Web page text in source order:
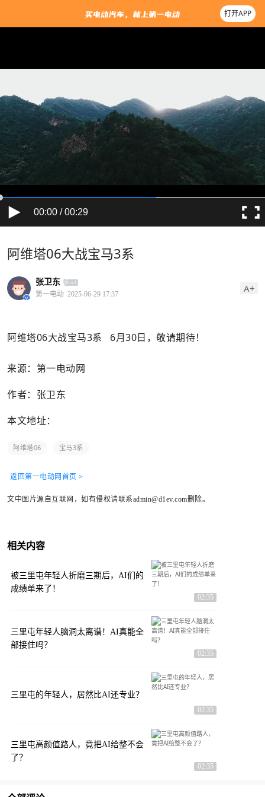
打开APP
00:00 / 00:29
阿维塔06大战宝马3系
张卫东
第一电动 2025-06-29 17:37 A+
阿维塔06大战宝马3系 6月30日，敬请期待！
来源：第一电动网
作者：张卫东
本文地址：
阿维塔06 宝马3系
返回第一电动网首页 >
文中图片源自互联网，如有侵权请联系admin@d1ev.com删除。
相关内容
被三里屯年轻人折磨三期后，AI们的
成绩单来了！
02:35
三里屯年轻人脑洞太离谱！AI真能全
部接住吗？
02:35
三里屯的年轻人，居然比AI还专业？
02:35
三里屯高颜值路人，竟把AI给整不会
了？
02:35